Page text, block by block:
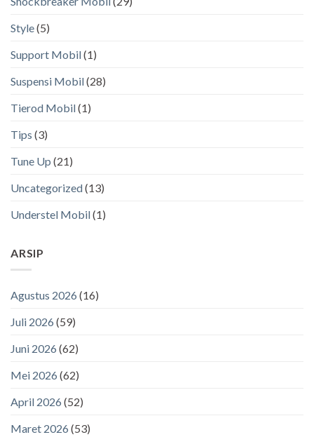
Style(5)
Support Mobil(1)
Suspensi Mobil(28)
Tierod Mobil(1)
Tips (3)
Tune Up (21)
Uncategorized(13)
Understel Mobil(1)
ARSIP
Agustus 2026 (16)
Juli 2026 (59)
Juni 2026 (62)
Mei 2026 (62)
April 2026 (52)
Maret 2026 (53)